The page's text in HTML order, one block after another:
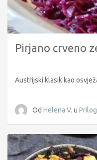
Pirjano crveno
Austrijski klasik kao
Od Helena V. u Prilog